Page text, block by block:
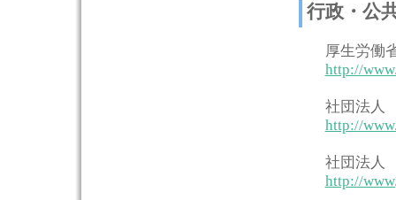
行政・公
厚生労働
http://
社団法人
http://
社団法人
http://